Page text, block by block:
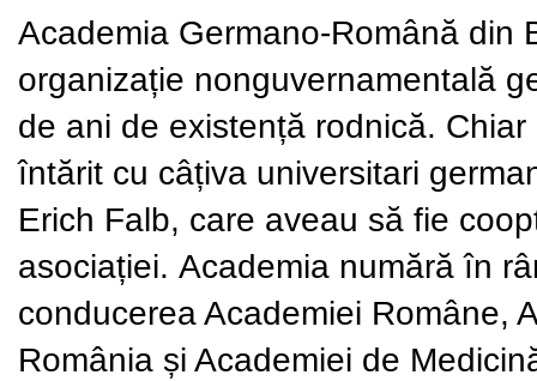
Academia Germano-Română din
organizație nonguvernamentală
de ani de existență rodnică.
întărit cu câțiva universitari
Erich Falb, care aveau să fie
asociației. Academia numără în
conducerea Academiei Române,
România și Academiei de